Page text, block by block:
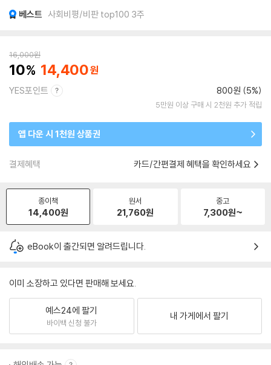
베스트 사회비평/비판 top100 3주
16,000원
10 14,400
YES포인트 800원 (5%)
5만원 이상 구매 시 2천원 추가 적립
앱 다운 시 1천원 상품권
결제혜택 카드/간편결제 혜택을 확인하세요
종이책
14,400원
원서
21,760원
중고
7,300원~
eBook이 출간되면 알려드립니다.
이미 소장하고 있다면 판매해 보세요.
예스24에 팔기
바이백 신청 불가
내 가게에서 팔기